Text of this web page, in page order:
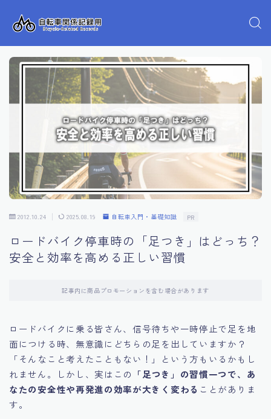
2012.10.24 2025.08.19 自転車入門・基礎知識 PR
ロードバイク停車時の「足つき」はどっち？
安全と効率を高める正しい習慣
記事内に商品プロモーションを含む場合があります
ロードバイクに乗る皆さん、信号待ちや一時停止で足を地
面につける時、無意識にどちらの足を出していますか？
「そんなこと考えたこともない！」という方もいるかもし
れません。しかし、実はこの 「足つき」の習慣一つで、あ
なたの安全性や再発進の効率が大きく変わる ことがありま
す。